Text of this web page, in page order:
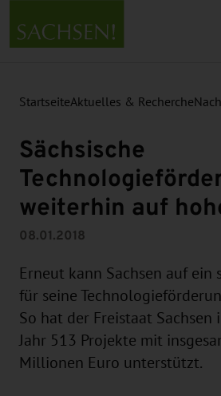
StartseiteAktuelles & Recherche
Sächsische
weiterhin auf
08.01.2018
Erneut kann Sachsen auf ein
für seine
So hat der Freistaat Sachsen
Jahr 513 Projekte mit
Millionen Euro unterstützt.